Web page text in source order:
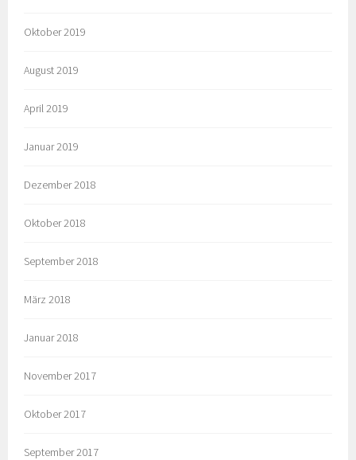
Oktober 2019
August 2019
April 2019
Januar 2019
Dezember 2018
Oktober 2018
September 2018
März 2018
Januar 2018
November 2017
Oktober 2017
September 2017